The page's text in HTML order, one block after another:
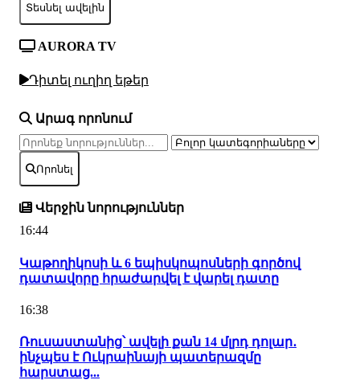
Տեսնել ավելին
AURORA TV
Դիտել ուղիղ եթեր
Արագ որոնում
Որոնել
Վերջին նորություններ
16:44
Կաթողիկոսի և 6 եպիսկոպոսների գործով
դատավորը հրաժարվել է վարել դատը
16:38
Ռուսաստանից՝ ավելի քան 14 մլրդ դոլար․
ինչպես է Ուկրաինայի պատերազմը
հարստաց...